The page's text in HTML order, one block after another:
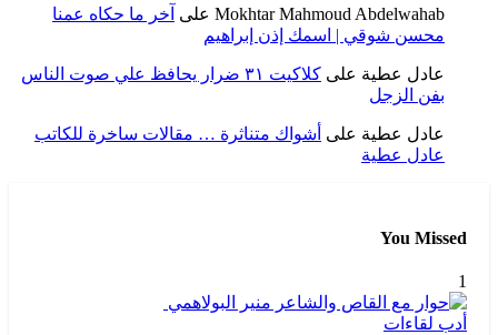
Mokhtar Mahmoud Abdelwahab على آخر ما حكاه عمنا
محسن شوقي | اسمك إذن إبراهيم
عادل عطية على
كلاكيت ٣١ ضرار يحافظ علي صوت الناس
بفن الزجل
عادل عطية على أشواك متناثرة … مقالات ساخرة للكاتب
عادل عطية
You Missed
1
أدب لقاءات